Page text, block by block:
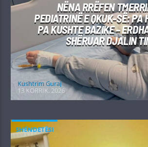
NËNA RRËFEN
PEDIATRINË E QKUK-SË: PA
PA KUSHTE BAZIKE –
SHËRUAR DJALIN
Kushtrim Guraj
13 KORRIK, 2026
SHËNDETËSI